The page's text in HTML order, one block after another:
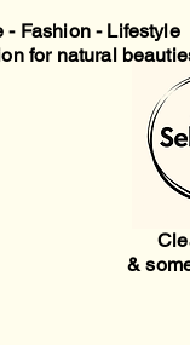
&
- Fashion - Lifestyle
for natural